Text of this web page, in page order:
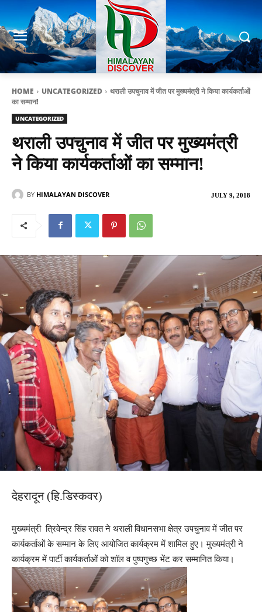
HOME UNCATEGORIZED
थराली उपचुनाव में जीत पर मुख्यमंत्री ने किया कार्यकर्ताओं
का सम्मान!
UNCATEGORIZED
थराली उपचुनाव में जीत पर मुख्यमंत्री
ने किया कार्यकर्ताओं का सम्मान!
JULY 9, 2018
BY HIMALAYAN DISCOVER
देहरादून (हि.डिस्कवर)
मुख्यमंत्री त्रिवेन्द्र सिंह रावत ने थराली विधानसभा क्षेत्र उपचुनाव में जीत पर
कार्यकर्ताओं के सम्मान के लिए आयोजित कार्यक्रम में शामिल हुए। मुख्यमंत्री ने
कार्यक्रम में पार्टी कार्यकर्ताओं को शाॅल व पुष्पगुच्छ भेंट कर सम्मानित किया।